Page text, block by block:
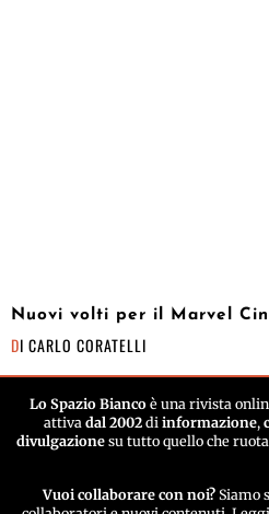
Nuovi volti per il Marvel
DI CARLO CORATELLI
Lo Spazio Biancoè una rivista
attiva dal 2002 di informazione,
divulgazione su tutto quello che
Vuoi collaborare con noi? Siamo